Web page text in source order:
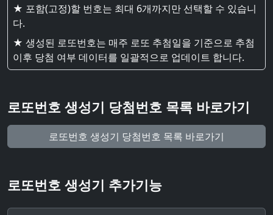
★ 포함(고정)할 번호는 최대 6개까지만 선택할 수 있습니
다.
★ 생성된 로또번호는 매주 로또 추첨일을 기준으로 추첨
이후 당첨 여부 데이터를 일괄적으로 업데이트 합니다.
로또번호 생성기 당첨번호 목록 바로가기
로또번호 생성기 당첨번호 목록 바로가기
로또번호 생성기 추가기능